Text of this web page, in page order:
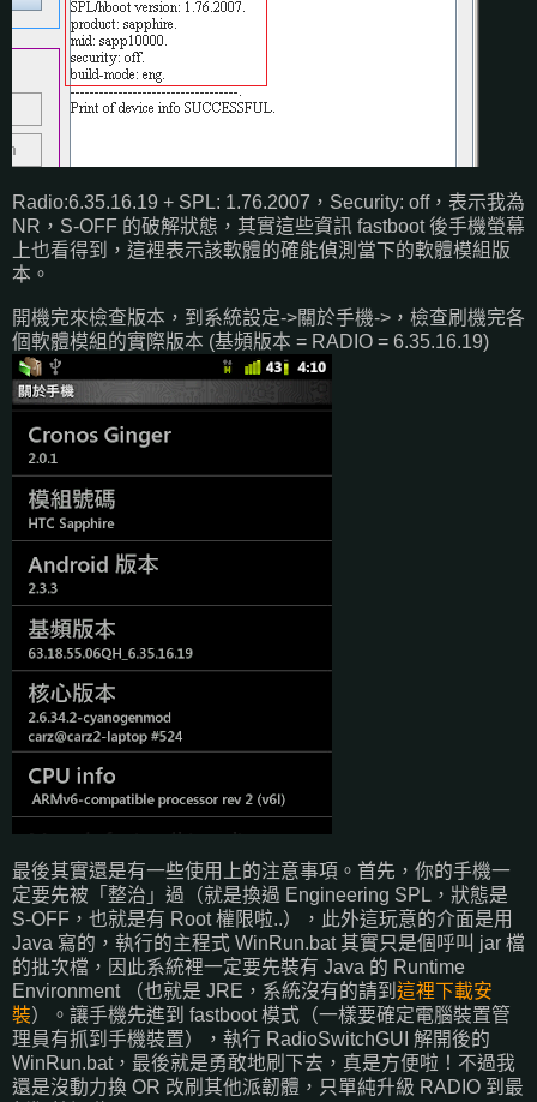
Radio:6.35.16.19 + SPL: 1.76.2007，Security: off，表示我為
NR，S-OFF 的破解狀態，其實這些資訊 fastboot 後手機螢幕
上也看得到，這裡表示該軟體的確能偵測當下的軟體模組版
本。
開機完來檢查版本，到系統設定->關於手機->，檢查刷機完各
個軟體模組的實際版本 (基頻版本 = RADIO = 6.35.16.19)
最後其實還是有一些使用上的注意事項。首先，你的手機一
定要先被「整治」過（就是換過 Engineering SPL，狀態是
S-OFF，也就是有 Root 權限啦..），此外這玩意的介面是用
Java 寫的，執行的主程式 WinRun.bat 其實只是個呼叫 jar 檔
的批次檔，因此系統裡一定要先裝有 Java 的 Runtime
Environment （也就是 JRE，系統沒有的請到 這裡下載安
裝）。讓手機先進到 fastboot 模式（一樣要確定電腦裝置管
理員有抓到手機裝置），執行 RadioSwitchGUI 解開後的
WinRun.bat，最後就是勇敢地刷下去，真是方便啦！不過我
還是沒動力換 OR 改刷其他派韌體，只單純升級 RADIO 到最